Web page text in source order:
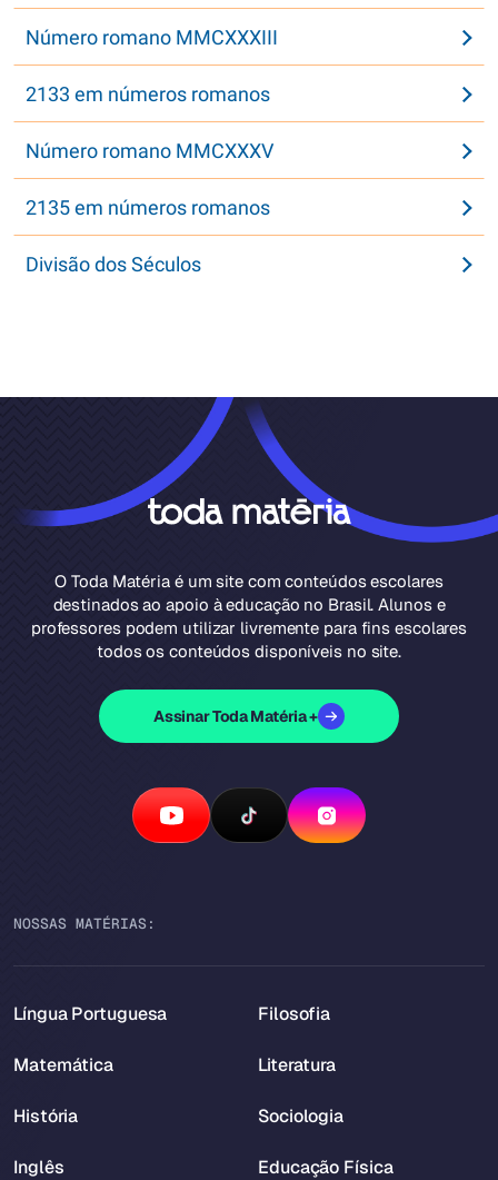
Número romano MMCXXXIII
2133 em números romanos
Número romano MMCXXXV
2135 em números romanos
Divisão dos Séculos
O Toda Matéria é um site com conteúdos escolares
destinados ao apoio à educação no Brasil. Alunos e
professores podem utilizar livremente para fins escolares
todos os conteúdos disponíveis no site.
Assinar Toda Matéria +
NOSSAS MATÉRIAS:
Língua Portuguesa
Matemática
História
Inglês
Filosofia
Literatura
Sociologia
Educação Física